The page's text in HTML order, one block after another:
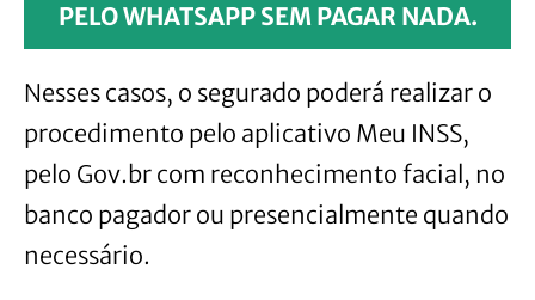
PELO WHATSAPP SEM PAGAR NADA.
Nesses casos, o segurado poderá realizar o
procedimento pelo aplicativo Meu INSS,
pelo Gov.br com reconhecimento facial, no
banco pagador ou presencialmente quando
necessário.